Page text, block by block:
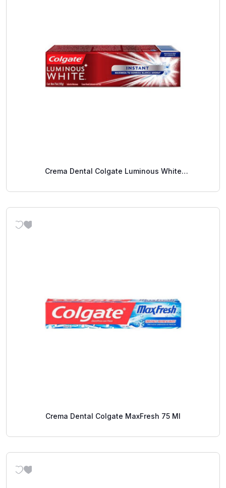
Crema Dental Colgate Luminous White
Crema Dental Colgate MaxFresh 75 Ml